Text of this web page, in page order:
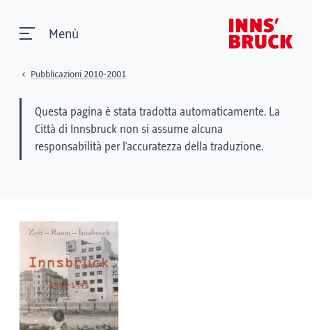
Menù
Pubblicazioni 2010-2001
Questa pagina è stata tradotta automaticamente. La
Città di Innsbruck non si assume alcuna
responsabilità per l'accuratezza della traduzione.